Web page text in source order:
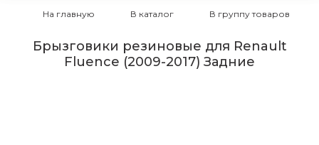
На главную В каталог В группу товаров
Брызговики резиновые для Renault
Fluence (2009-2017) Задние